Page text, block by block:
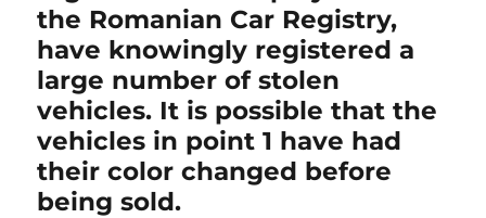
the Romanian Car Registry,
have knowingly registered a
large number of stolen
vehicles. It is possible that the
vehicles in point 1 have had
their color changed before
being sold.